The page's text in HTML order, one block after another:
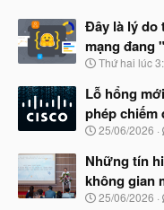
Đây là lý do
mạng đang
N
à
b
ắ
đ
ầ
u
Thứ hai lúc
Lỗ hổng
phép chiếm
N
à
b
ắ
25/06/2026
Những tín
không gian
N
25/06/2026